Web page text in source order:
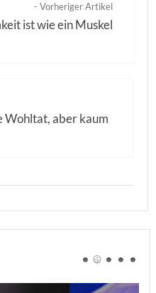
- Vorheriger Artikel
ist wie ein Muskel
Wohltat, aber kaum